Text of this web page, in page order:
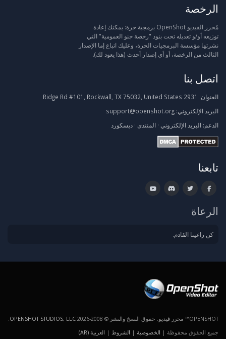
الرخصة
مُحرر الفيديو OpenShot برمجية حرة: يمكنك إعادة
توزيعه أو/و تعديله تحت بنود "رخصة جنو العمومية" التي
نشرتها مؤسسة البرمجيات الحرة، وعليك اتباع إما الإصدار
الثالث من الرخصة، أو أي إصدار أحدث (هذا يعود لك).
اتصل بنا
العنوان:
البريد الإلكتروني: support@openshot.org
الدعم: البريد الإلكتروني · المنتدى · ديسكورد
تابعنا
الرعاة
كن راعينا القادم.
OPENSHOT™ محرر فيديو. حقوق النسخ والنشر © 2008-2026 OPENSHOT STUDIOS, LLC
جميع الحقوق محفوظة | الخصوصية | الشروط | العربية (AR)